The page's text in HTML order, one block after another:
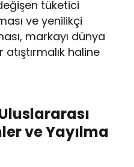
tüketici
ve yenilikçi
markayı dünya
haline
ve Yayılma